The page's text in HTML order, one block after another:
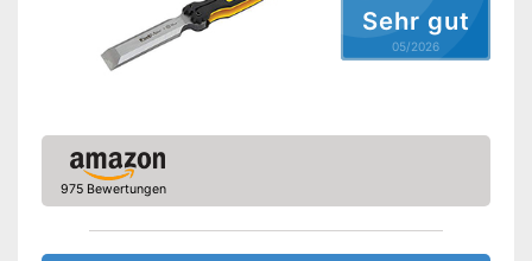
Sehr gut
05/2026
975 Bewertungen